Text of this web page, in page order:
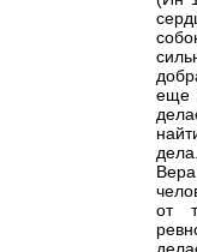
еще
от